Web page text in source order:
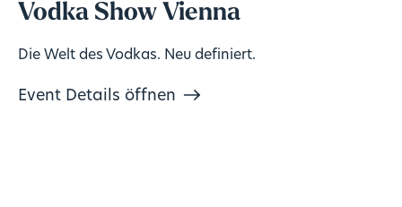
Vodka Show Vienna
Die Welt des Vodkas. Neu definiert.
Event Details öffnen